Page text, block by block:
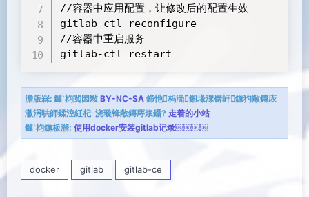
//容器中应用配置，让修改后的配置生效
gitlab-ctl reconfigure
//容器中重启服务
gitlab-ctl restart
澹版槑: 鏈枃閲囩敤 BY-NC-SA 鍗忚杩涜鎺堟潈锛屽鏃犳敞鏄庡
潎涓哄師鍒涳紝杞浇璇锋敞鏄庤浆鑷? 走着的小站
鏈枃鍦板潃: 使用docker安装gitlab记录￼￼￼￼
docker gitlab gitlab-ce